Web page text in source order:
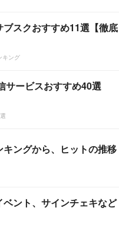
スクおすすめ11選【徹底
キング
サービスおすすめ40選
ングから、ヒットの推移
ント、サインチェキなど